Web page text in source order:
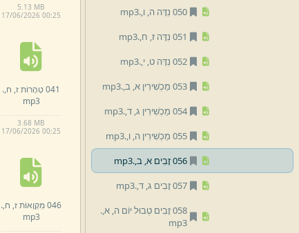
050 נִדָּה ה,
ו,.
mp3
051 נִדָּה ז,
ח,.
mp3
052 נִדָּה ט,
י,.
mp3
053 מַכְשִׁירִין א,
ב,.
mp3
054 מַכְשִׁירִין ג,
ד,.
mp3
055 מַכְשִׁירִין ה,
ו,.
mp3
056 זָבִים א,
ב,.
mp3
057 זָבִים ג,
ד,.
mp3
058 זָבִים טְבוּל יוֹם ה,
א,.
mp3
5.13 MB
17/06/2026 00:25
041 טְהָרוֹת ז, ח,.
mp3
3.68 MB
17/06/2026 00:25
046 מִקְוָאוֹת ז, ח,.
mp3